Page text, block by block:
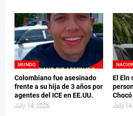
MUNDO
Colombiano fue asesinado
frente a su hija de 3 años por
agentes del ICE en EE.UU.
July 14, 2026
El Eln
Chocó
July